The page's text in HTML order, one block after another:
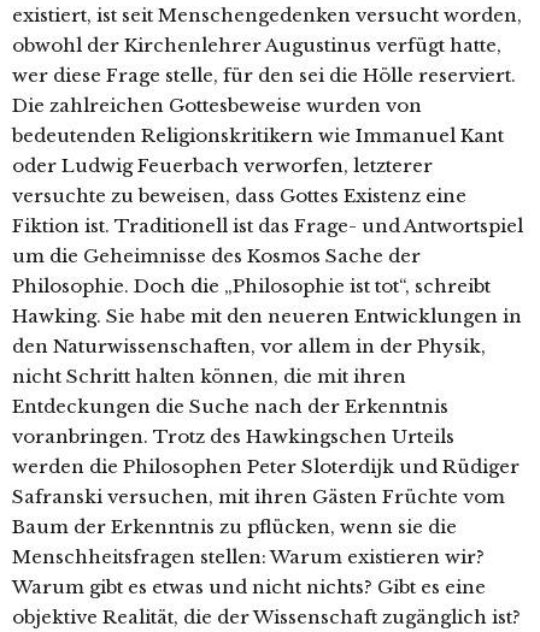
existiert, ist seit Menschengedenken versucht worden,
obwohl der Kirchenlehrer Augustinus verfügt hatte,
wer diese Frage stelle, für den sei die Hölle reserviert.
Die zahlreichen Gottesbeweise wurden von
bedeutenden Religionskritikern wie Immanuel Kant
oder Ludwig Feuerbach verworfen, letzterer
versuchte zu beweisen, dass Gottes Existenz eine
Fiktion ist. Traditionell ist das Frage- und Antwortspiel
um die Geheimnisse des Kosmos Sache der
Philosophie. Doch die „Philosophie ist tot“, schreibt
Hawking. Sie habe mit den neueren Entwicklungen in
den Naturwissenschaften, vor allem in der Physik,
nicht Schritt halten können, die mit ihren
Entdeckungen die Suche nach der Erkenntnis
voranbringen. Trotz des Hawkingschen Urteils
werden die Philosophen Peter Sloterdijk und Rüdiger
Safranski versuchen, mit ihren Gästen Früchte vom
Baum der Erkenntnis zu pflücken, wenn sie die
Menschheitsfragen stellen: Warum existieren wir?
Warum gibt es etwas und nicht nichts? Gibt es eine
objektive Realität, die der Wissenschaft zugänglich ist?